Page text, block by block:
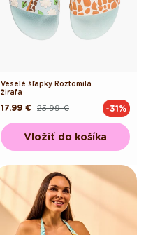
Veselé šľapky Roztomilá
žirafa
Pôvodná25.99 €
Akciová
17.99 € -31%
Vložiť do košíka